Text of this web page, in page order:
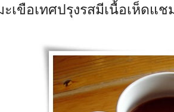
เขือเทศปรุงรสมีเนื้อเห็ดแ